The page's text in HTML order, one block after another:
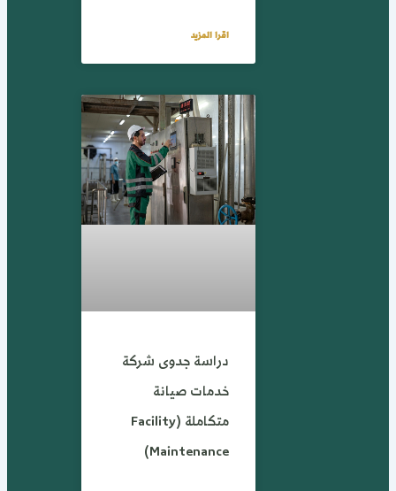
اقرا المزيد
دراسة جدوى شركة
خدمات صيانة
متكاملة (Facility
Maintenance)